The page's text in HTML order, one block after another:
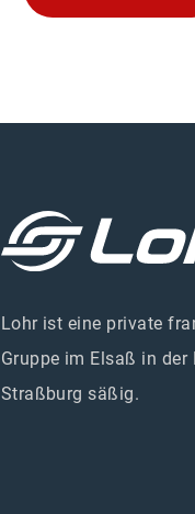
Lohr ist eine private
Gruppe im Elsaß in der
Straßburg säßig.